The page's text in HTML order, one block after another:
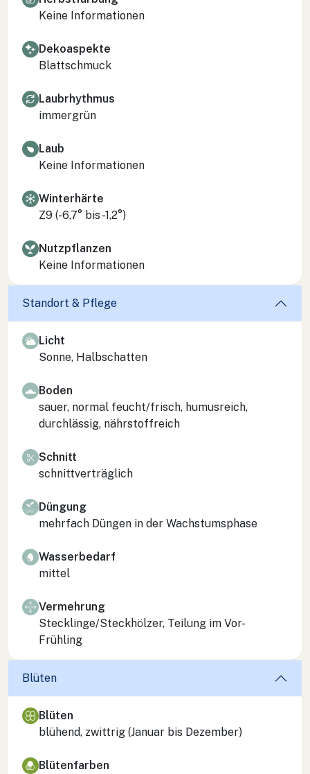
Keine Informationen
Dekoaspekte
Blattschmuck
Laubrhythmus
immergrün
Laub
Keine Informationen
Winterhärte
Z9 (-6,7° bis -1,2°)
Nutzpflanzen
Keine Informationen
Standort & Pflege
Licht
Sonne, Halbschatten
Boden
sauer, normal feucht/frisch, humusreich,
durchlässig, nährstoffreich
Schnitt
schnittverträglich
Düngung
mehrfach Düngen in der Wachstumsphase
Wasserbedarf
mittel
Vermehrung
Stecklinge/Steckhölzer, Teilung im Vor-
Frühling
Blüten
Blüten
blühend, zwittrig (Januar bis Dezember)
Blütenfarben